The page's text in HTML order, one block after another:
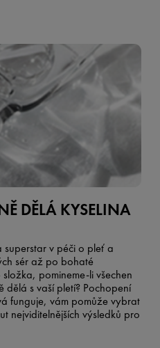
DĚLÁ KYSELINA
superstar v péči o pleť a
sér až po bohaté
pomineme-li všechen
dělá s vaší pletí? Pochopení
funguje, vám pomůže vybrat
nejviditelnějších výsledků pro